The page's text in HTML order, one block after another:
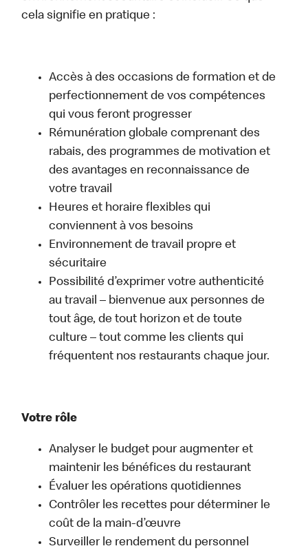
cela signifie en pratique :
Accès à des occasions de formation et de
perfectionnement de vos compétences
qui vous feront progresser
Rémunération globale comprenant des
rabais, des programmes de motivation et
des avantages en reconnaissance de
votre travail
Heures et horaire flexibles qui
conviennent à vos besoins
Environnement de travail propre et
sécuritaire
Possibilité d’exprimer votre authenticité
au travail – bienvenue aux personnes de
tout âge, de tout horizon et de toute
culture – tout comme les clients qui
fréquentent nos restaurants chaque jour.
Votre rôle
Analyser le budget pour augmenter et
maintenir les bénéfices du restaurant
Évaluer les opérations quotidiennes
Contrôler les recettes pour déterminer le
coût de la main-d’œuvre
Surveiller le rendement du personnel